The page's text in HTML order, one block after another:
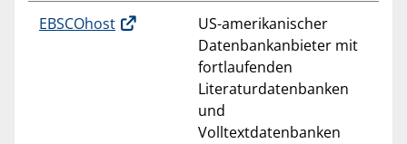
EBSCOhost
US-amerikanischer
Datenbankanbieter mit
fortlaufenden
Literaturdatenbanken
und
Volltextdatenbanken